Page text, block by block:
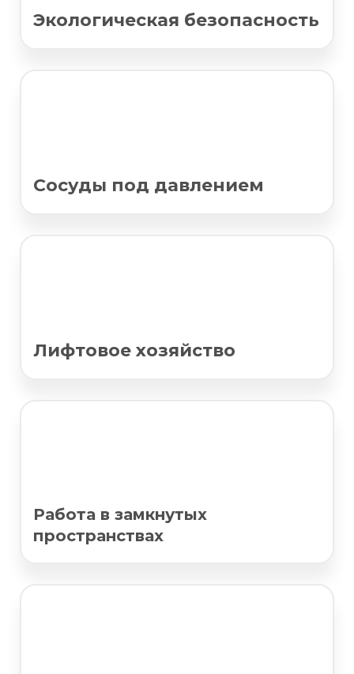
Экологическая безопасность
Сосуды под давлением
Лифтовое хозяйство
Работа в замкнутых
пространствах